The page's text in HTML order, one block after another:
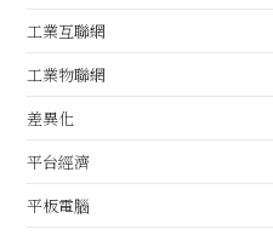
工業互聯網
工業物聯網
差異化
平台經濟
平板電腦